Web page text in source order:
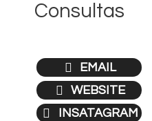
Consultas
EMAIL
WEBSITE
INSATAGRAM